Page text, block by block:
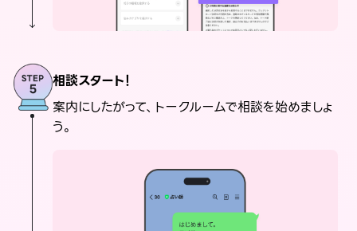
相談スタート！
案内にしたがって、トークルームで相談を始めましょ
う。